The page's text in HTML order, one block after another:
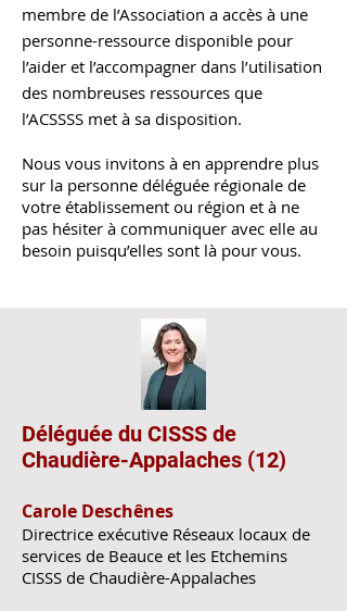
membre de l’Association a accès à une
personne-ressource disponible pour
l’aider et l’accompagner dans l’utilisation
des nombreuses ressources que
l’ACSSSS met à sa disposition.
Nous vous invitons à en apprendre plus
sur la personne déléguée régionale de
votre établissement ou région et à ne
pas hésiter à communiquer avec elle au
besoin puisqu’elles sont là pour vous.
Déléguée du CISSS de
Chaudière-Appalaches (12)
Carole Deschênes
Directrice exécutive Réseaux locaux de
services de Beauce et les Etchemins
CISSS de Chaudière-Appalaches